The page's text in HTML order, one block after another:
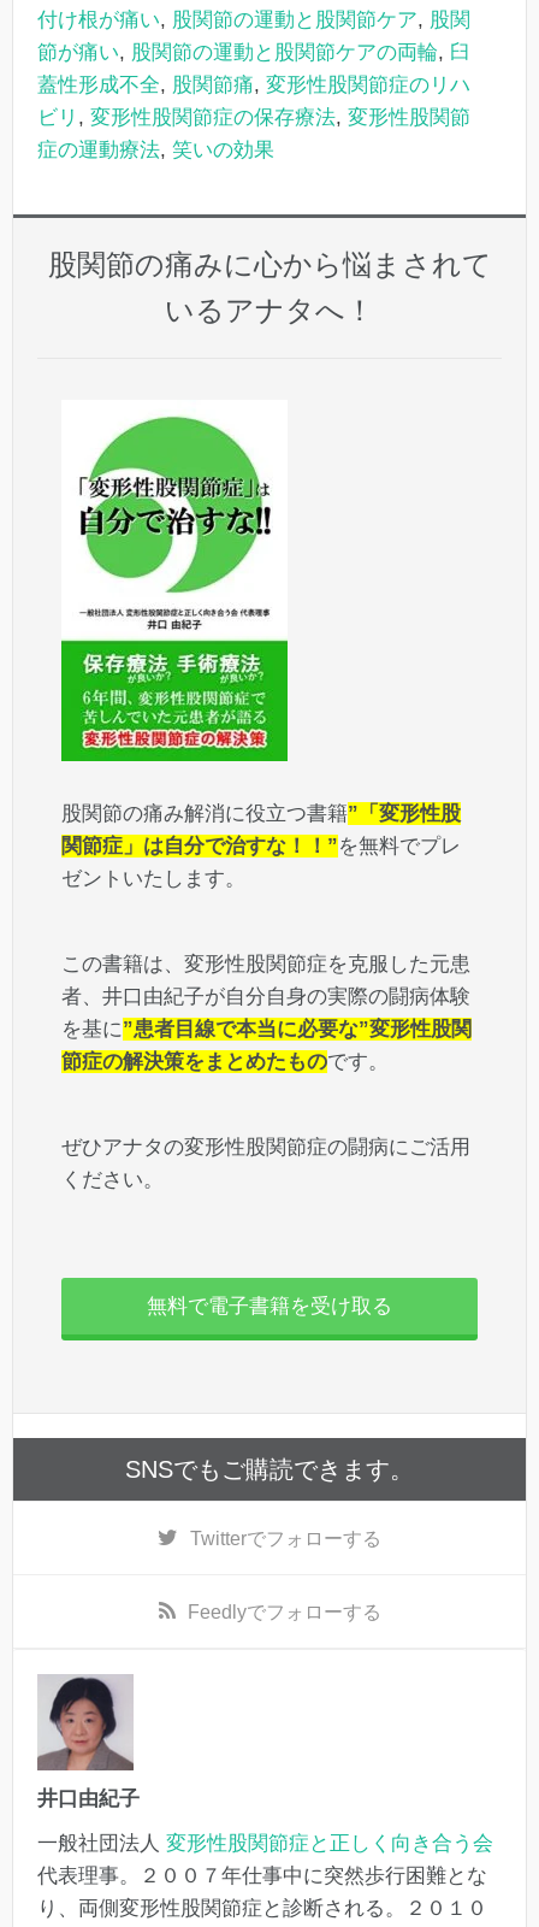
付け根が痛い, 股関節の運動と股関節ケア, 股関
節が痛い, 股関節の運動と股関節ケアの両輪, 臼
蓋性形成不全, 股関節痛, 変形性股関節症のリハ
ビリ , 変形性股関節症の保存療法, 変形性股関節
症の運動療法, 笑いの効果
股関節の痛みに心から悩まされて
いるアナタへ！
股関節の痛み解消に役立つ書籍”「変形性股
関節症」は自分で治すな！！”を無料でプレ
ゼントいたします。
この書籍は、変形性股関節症を克服した元患
者、井口由紀子が自分自身の実際の闘病体験
を基に”患者目線で本当に必要な”変形性股関
節症の解決策をまとめたものです。
ぜひアナタの変形性股関節症の闘病にご活用
ください。
無料で電子書籍を受け取る
SNSでもご購読できます。
Twitterでフォローする
Feedlyでフォローする
井口由紀子
一般社団法人 変形性股関節症と正しく向き合う会
代表理事。２００７年仕事中に突然歩行困難とな
り、両側変形性股関節症と診断される。２０１０